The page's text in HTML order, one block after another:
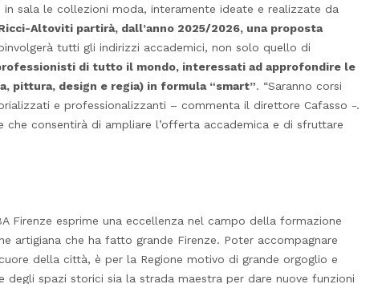
sala le collezioni moda, interamente ideate e realizzate da
Altoviti partirà, dall’anno 2025/2026, una proposta
tutti gli indirizzi accademici, non solo quello di
di tutto il mondo, interessati ad approfondire le
pittura, design e regia) in formula “smart”. “Saranno corsi
e professionalizzanti – commenta il direttore Cafasso -.
consentirà di ampliare l’offerta accademica e di sfruttare
Firenze esprime una eccellenza nel campo della formazione
artigiana che ha fatto grande Firenze. Poter accompagnare
della città, è per la Regione motivo di grande orgoglio e
spazi storici sia la strada maestra per dare nuove funzioni